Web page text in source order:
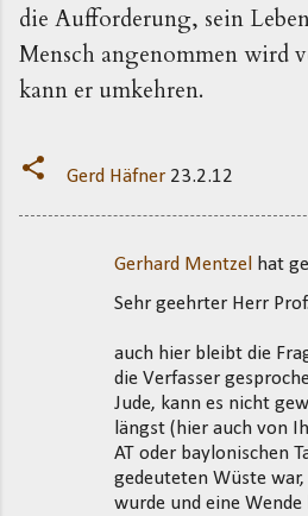
die Aufforderung, sein
Mensch angenommen wird
kann er umkehren.
Gerd Häfner 23.2.12
Gerhard Mentzel
hat
Sehr geehrter Herr
auch hier bleibt die
die Verfasser
Jude, kann es nicht
längst (hier auch von
AT oder baylonischen
gedeuteten Wüste
wurde und eine